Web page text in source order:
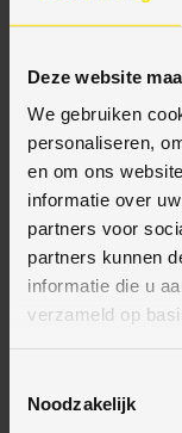
Deze website
We gebruiken
personaliseren,
en om ons
informatie over
partners voor
partners kunnen
informatie die u
verzameld op
Noodzakelijk
SPECIFICATIES
JE KUNT BIJ ONS
betaalmethodes